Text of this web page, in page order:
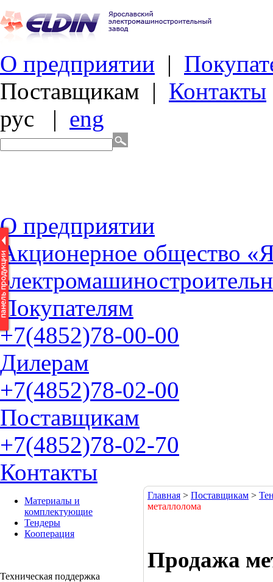
О предприятии |
Поставщикам | Контакты
рус | eng
О предприятии
Акционерное общество
Покупателям
+7(4852)78-00-00
Дилерам
+7(4852)78-02-00
Поставщикам
+7(4852)78-02-70
Контакты
Материалы и
комплектующие
Тендеры
Кооперация
Техническая поддержка
Главная > Поставщикам >
металлолома
Продажа